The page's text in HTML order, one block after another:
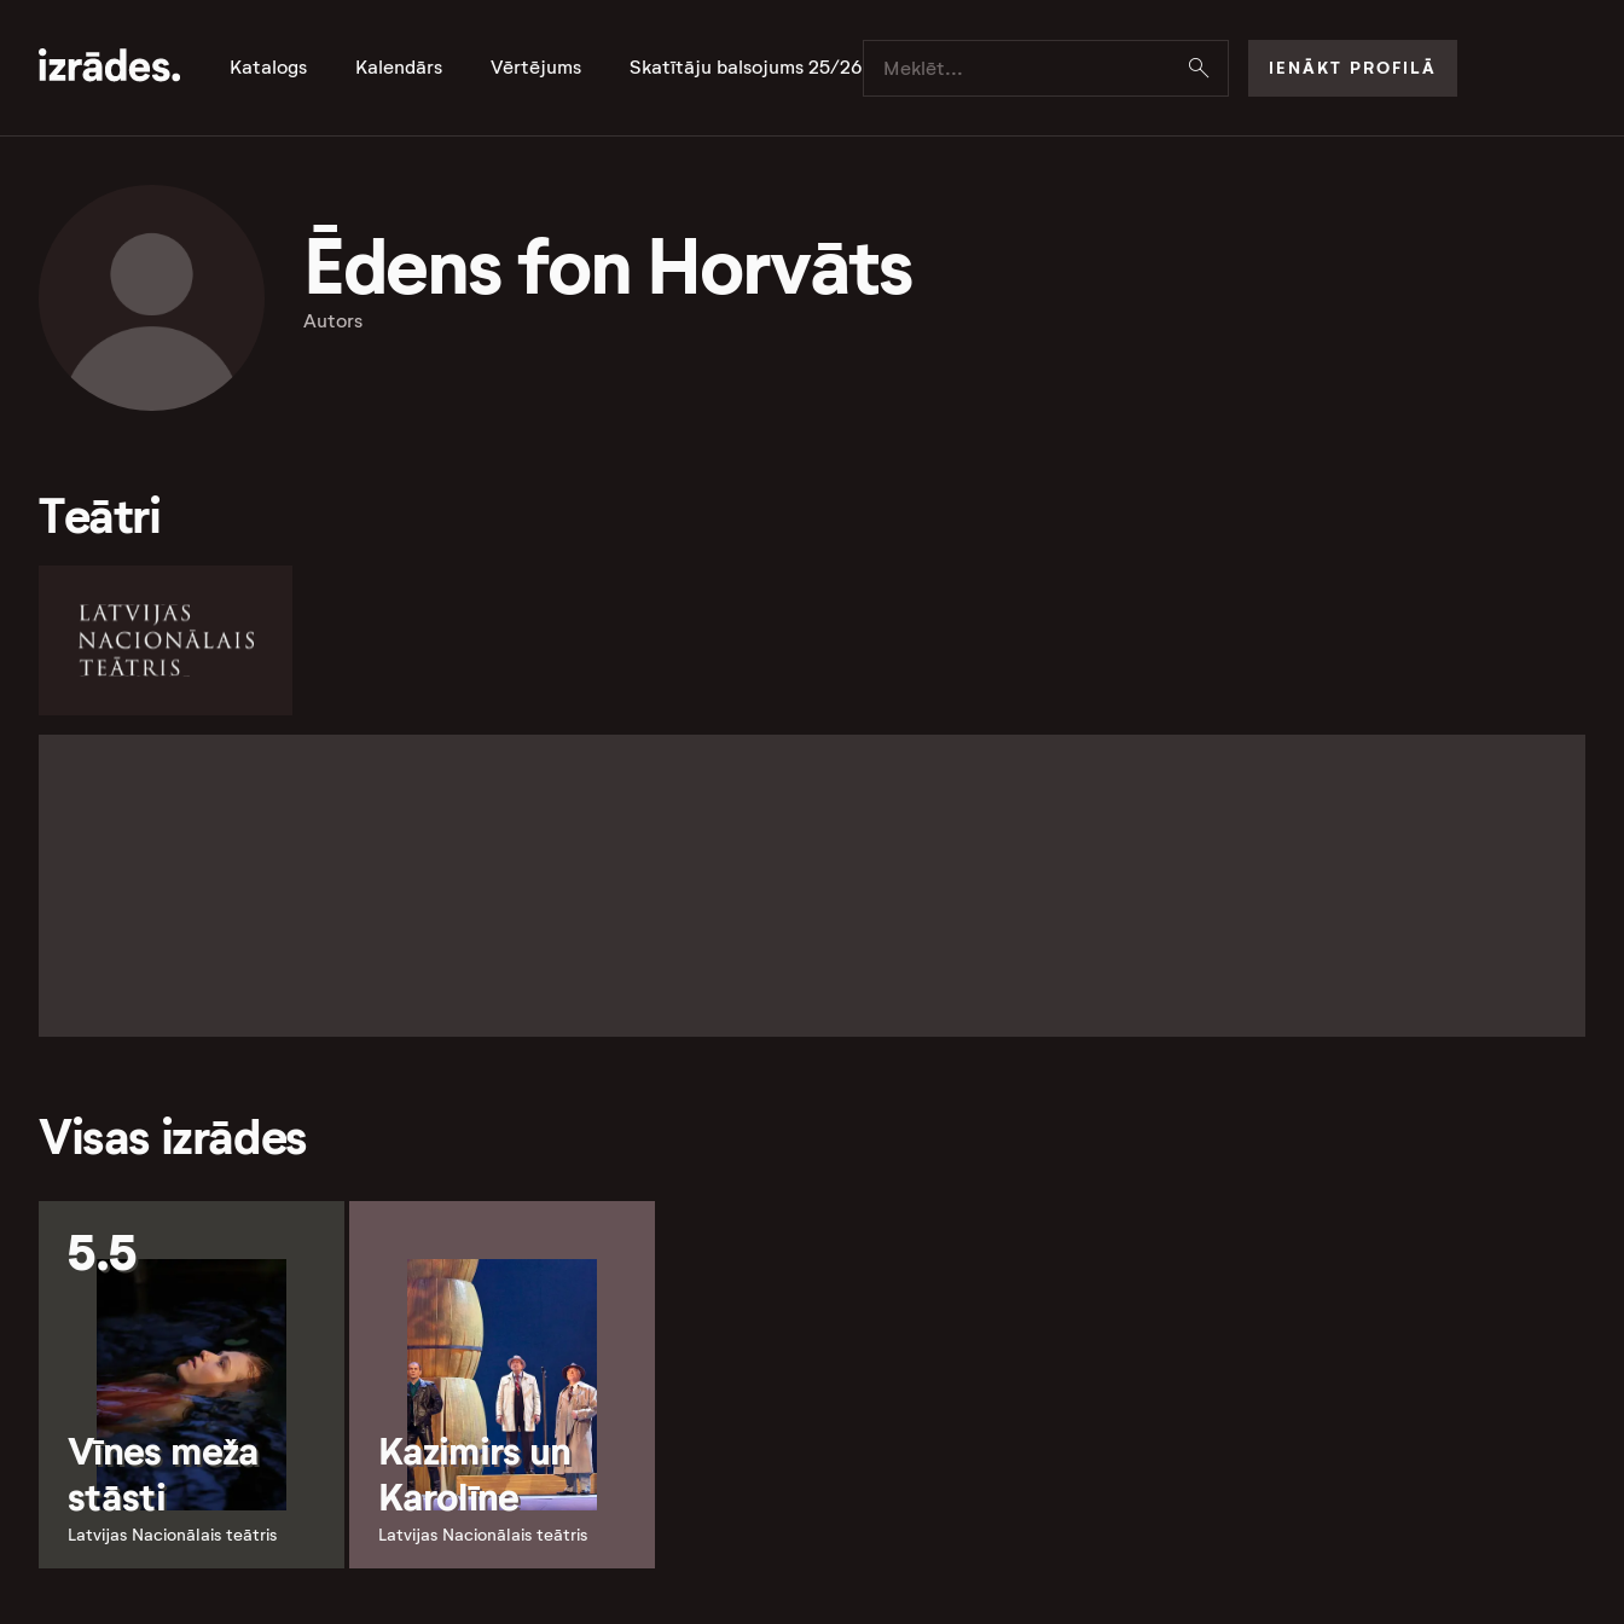
Katalogs Kalendārs Vērtējums Skatītāju balsojums 25/26 IENĀKT PROFILĀ
Ēdens fon Horvāts
Autors
Teātri
Visas izrādes
5.5
Vīnes meža
stāsti
Latvijas Nacionālais teātris
Kazimirs un
Karolīne
Latvijas Nacionālais teātris